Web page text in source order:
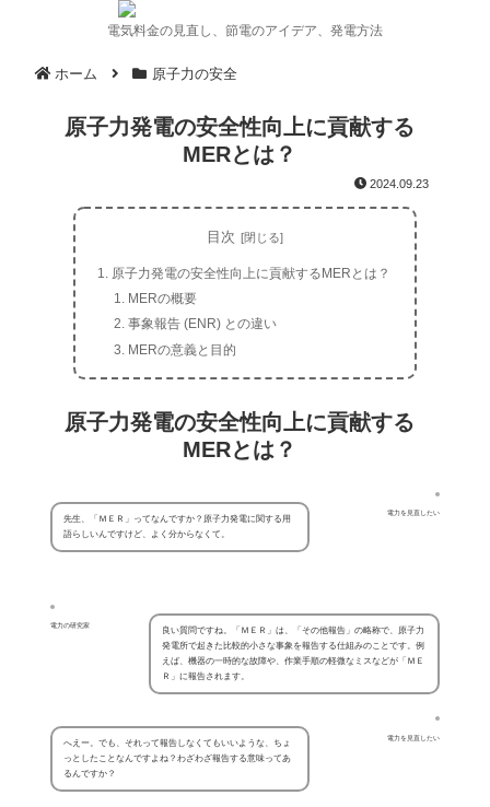
電気料金の見直し、節電のアイデア、発電方法
ホーム 原子力の安全
原子力発電の安全性向上に貢献する
MERとは？
2024.09.23
目次
原子力発電の安全性向上に貢献するMERとは？
MERの概要
事象報告 (ENR) との違い
MERの意義と目的
原子力発電の安全性向上に貢献する
MERとは？
電力を見直したい
先生、「ＭＥＲ」ってなんですか？原子力発電に関する用
語らしいんですけど、よく分からなくて。
電力の研究家
良い質問ですね。「ＭＥＲ」は、「その他報告」の略称で、原子力
発電所で起きた比較的小さな事象を報告する仕組みのことです。例
えば、機器の一時的な故障や、作業手順の軽微なミスなどが「ＭＥ
Ｒ」に報告されます。
電力を見直したい
へえー。でも、それって報告しなくてもいいような、ちょ
っとしたことなんですよね？わざわざ報告する意味ってあ
るんですか？